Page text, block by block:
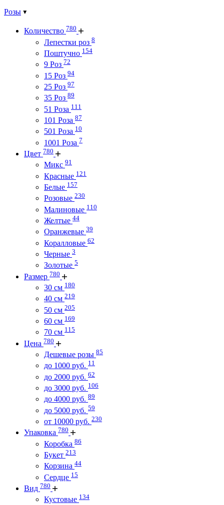
Розы
Количество 780
Лепестки роз 8
Поштучно 154
9 Роз 72
15 Роз 94
25 Роз 97
35 Роз 89
51 Роза 111
101 Роза 87
501 Роза 10
1001 Роза 7
Цвет 780
Микс 91
Красные 121
Белые 157
Розовые 230
Малиновые 110
Желтые 44
Оранжевые 39
Коралловые 62
Черные 3
Золотые 5
Размер 780
30 см 180
40 см 219
50 см 205
60 см 169
70 см 115
Цена 780
Дешевые розы 85
до 1000 руб. 11
до 2000 руб. 62
до 3000 руб. 106
до 4000 руб. 89
до 5000 руб. 59
от 10000 руб. 230
Упаковка 780
Коробка 86
Букет 213
Корзина 44
Сердце 15
Вид 780
Кустовые 134